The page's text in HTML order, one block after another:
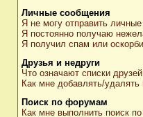
Личные сообщения
Я не могу отправить
Я постоянно получаю
Я получил спам или
Друзья и недруги
Что означают списки
Как мне добавлять/
Поиск по форумам
Как мне выполнить поиск